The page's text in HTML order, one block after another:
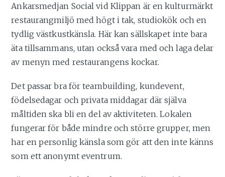
Ankarsmedjan Social vid Klippan är en kulturmärkt
restaurangmiljö med högt i tak, studiokök och en
tydlig västkustkänsla. Här kan sällskapet inte bara
äta tillsammans, utan också vara med och laga delar
av menyn med restaurangens kockar.
Det passar bra för teambuilding, kundevent,
födelsedagar och privata middagar där själva
måltiden ska bli en del av aktiviteten. Lokalen
fungerar för både mindre och större grupper, men
har en personlig känsla som gör att den inte känns
som ett anonymt eventrum.